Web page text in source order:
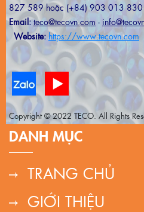
827 589 hoặc (+84) 903 013
Email: teco@tecovn.com -
Website: https://www.tecovn.com
Copyright © 2022 TECO. All Rights
DANH MỤC
TRANG CHỦ
GIỚI THIỆU